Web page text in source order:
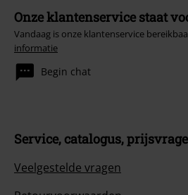
Onze klantenservice staat
Vandaag is onze klantenservice
informatie
Begin chat
Service, catalogus,
Veelgestelde vragen